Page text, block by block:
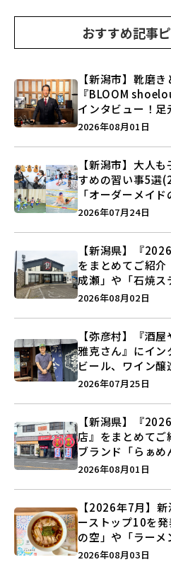
おすすめ記事
【新潟市】靴磨
『BLOOM
インタビュー！
つくる装いの提案
2026年08月01日
【新潟市】大人
すめの習い事5選
「オーダーメイ
キックボクシング
2026年07月24日
【新潟県】『
をまとめてご紹
成瀬」や「石焼ス
営業に幕…。
2026年08月02日
【弥彦村】『酒
雅克さん』にイン
ビール、ワイン
史”に迫る♪
2026年07月25日
【新潟県】『
店』をまとめて
ブランド「らぁめ
しょうがの空」な
2026年08月01日
【2026年7月】
ーストップ10を
の空」や「ラー
注目記事をランキ
2026年08月03日